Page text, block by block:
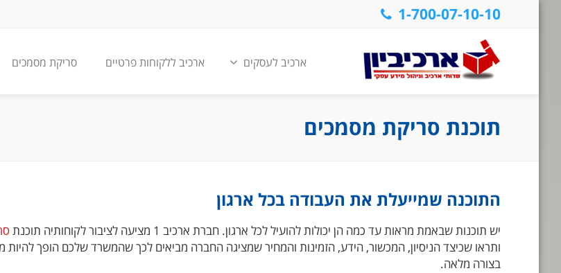
1-700-07-10-10
ארכיב לעסקים ארכיב ללקוחות פרטיים סריקת מסמכים
תוכנת סריקת מסמכים
התוכנה שמייעלת את העבודה בכל ארגון
יש תוכנות שבאמת מראות עד כמה הן יכולות להועיל לכל ארגון. חברת ארכיב 1 מציעה לציבור לקוחותיה תוכנת
ותראו שכיצד הניסיון, המכשור, הידע, הזמינות והמחיר שמציגה החברה מביאים לכך שהמשרד שלכם הופך להיות
בצורה מלאה.